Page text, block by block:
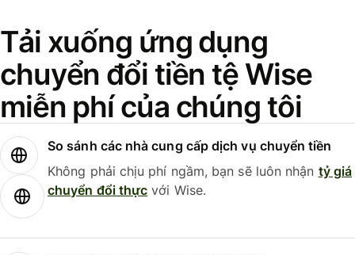
Tải xuống ứng dụng
chuyển đổi tiền tệ Wise
miễn phí của chúng tôi
So sánh các nhà cung cấp dịch vụ chuyển tiền
Không phải chịu phí ngầm, bạn sẽ luôn nhận tỷ giá
chuyển đổi thực với Wise.